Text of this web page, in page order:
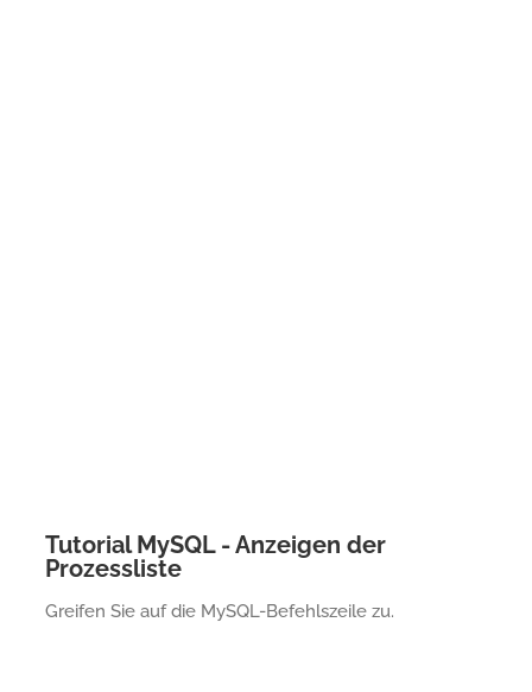
Tutorial MySQL - Anzeigen der
Prozessliste
Greifen Sie auf die MySQL-Befehlszeile zu.